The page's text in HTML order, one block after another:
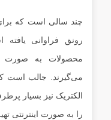
چند سالی است که
رونق فراوانی
محصولات به صورت
می‌گیرند. جالب است که
الکتریک نیز بسیار
را به صورت اینترنتی